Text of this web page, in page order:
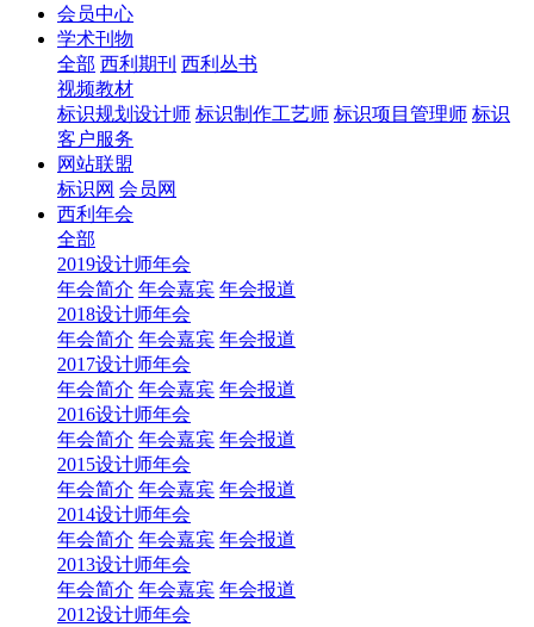
会员中心
学术刊物
全部 西利期刊 西利丛书
视频教材
标识规划设计师 标识制作工艺师 标识项目管理师 标识
客户服务
网站联盟
标识网 会员网
西利年会
全部
2019设计师年会
年会简介 年会嘉宾 年会报道
2018设计师年会
年会简介 年会嘉宾 年会报道
2017设计师年会
年会简介 年会嘉宾 年会报道
2016设计师年会
年会简介 年会嘉宾 年会报道
2015设计师年会
年会简介 年会嘉宾 年会报道
2014设计师年会
年会简介 年会嘉宾 年会报道
2013设计师年会
年会简介 年会嘉宾 年会报道
2012设计师年会